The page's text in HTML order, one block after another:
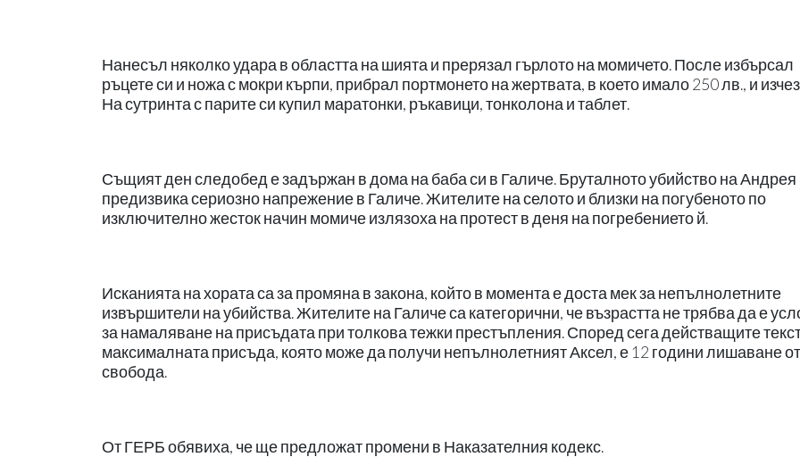
Нанесъл няколко удара в областта на шията и прерязал гърлото на момичето. После избърсал
ръцете си и ножа с мокри кърпи, прибрал портмонето на жертвата, в което имало 250 лв., и
На сутринта с парите си купил маратонки, ръкавици, тонколона и таблет.
Същият ден следобед е задържан в дома на баба си в Галиче. Бруталното убийство на Андрея
предизвика сериозно напрежение в Галиче. Жителите на селото и близки на погубеното по
изключително жесток начин момиче излязоха на протест в деня на погребението й.
Исканията на хората са за промяна в закона, който в момента е доста мек за непълнолетните
извършители на убийства. Жителите на Галиче са категорични, че възрастта не трябва да е
за намаляване на присъдата при толкова тежки престъпления. Според сега действащите
максималната присъда, която може да получи непълнолетният Аксел, е 12 години лишаване от
свобода.
От ГЕРБ обявиха, че ще предложат промени в Наказателния кодекс.